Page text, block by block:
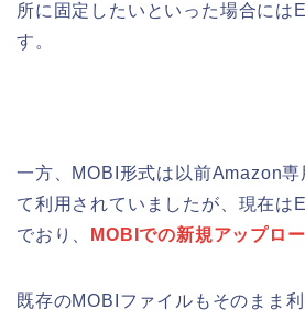
所に固定したいといった場合には
す。
一方、MOBI形式は以前Amazon専
て利用されていましたが、現在は
でおり、
MOBIでの新規アップロ
既存のMOBIファイルもそのまま